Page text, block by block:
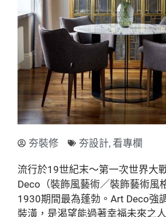
夯裝修 夯設計, 看專欄
流行於19世紀末～第一次世界大
Deco（裝飾風藝術／裝飾藝術風
1930期間最為蓬勃。Art Deco強
裝潢，是渴望能過著幸福未來之